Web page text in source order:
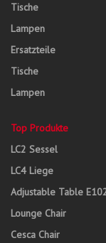
Tische
Lampen
Ersatzteile
Tische
Lampen
Top Produkte
LC2 Sessel
LC4 Liege
Adjustable Table
Lounge Chair
Cesca Chair